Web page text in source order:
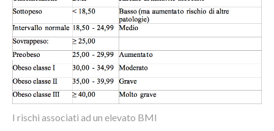
I rischi associati ad un elevato BMI